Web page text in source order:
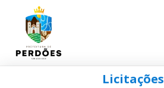
Licitações